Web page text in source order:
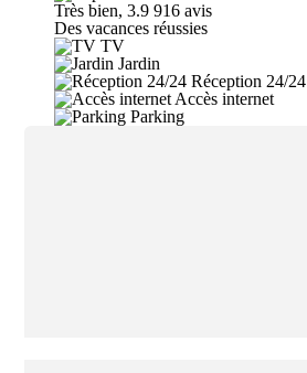
Très bien, 3.9 916 avis
Des vacances réussies
TV
Jardin
Réception 24/24
Accès internet
Parking